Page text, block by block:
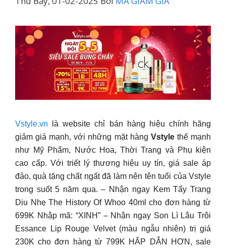
Vstyle.vn là website chỉ bán hàng hiệu chính hãng
giảm giá mạnh, với những mặt hàng Vstylethế mạnh
như Mỹ Phẩm, Nước Hoa, Thời Trang và Phụ kiện
cao cấp. Với triết lý thương hiệu uy tín, giá sale áp
đảo, quà tặng chất ngất đã làm nên tên tuổi của Vstyle
trong suốt 5 năm qua. – Nhận ngay Kem Tẩy Trang
Dịu Nhẹ The History Of Whoo 40ml cho đơn hàng từ
699K Nhập mã: “XINH” – Nhận ngay Son Lì Lâu Trôi
Essance Lip Rouge Velvet (màu ngẫu nhiên) trị giá
230K cho đơn hàng từ 799K HẤP DẪN HƠN, sale